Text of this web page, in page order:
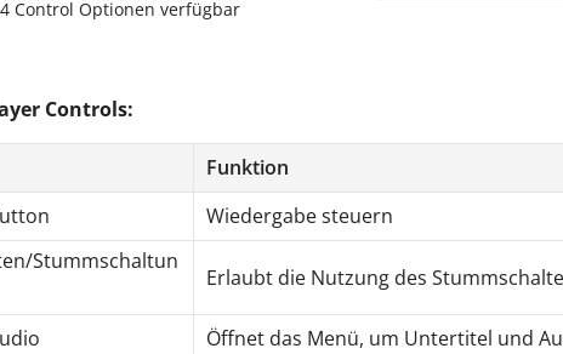
Control Optionen verfügbar
Controls:
Funktion
Wiedergabe steuern
Stummschaltun
Erlaubt die Nutzung des
Öffnet das Menü, um Untertitel und